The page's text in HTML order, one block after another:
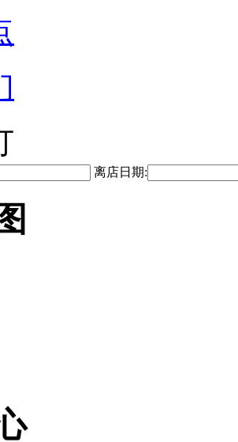
离店日期: